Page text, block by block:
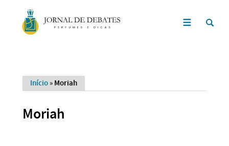
Início » Moriah
Moriah